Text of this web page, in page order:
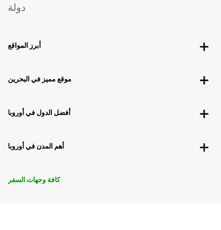
دولة
أبرز المواقع
موقع مميز في البحرين
أفضل الدول في أوروبا
أهم المدن في أوروبا
كافة وجهات السفر